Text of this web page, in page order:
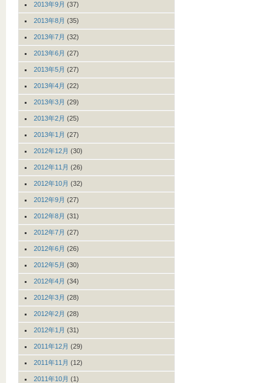
2013年9月 (37)
2013年8月 (35)
2013年7月 (32)
2013年6月 (27)
2013年5月 (27)
2013年4月 (22)
2013年3月 (29)
2013年2月 (25)
2013年1月 (27)
2012年12月 (30)
2012年11月 (26)
2012年10月 (32)
2012年9月 (27)
2012年8月 (31)
2012年7月 (27)
2012年6月 (26)
2012年5月 (30)
2012年4月 (34)
2012年3月 (28)
2012年2月 (28)
2012年1月 (31)
2011年12月 (29)
2011年11月 (12)
2011年10月 (1)